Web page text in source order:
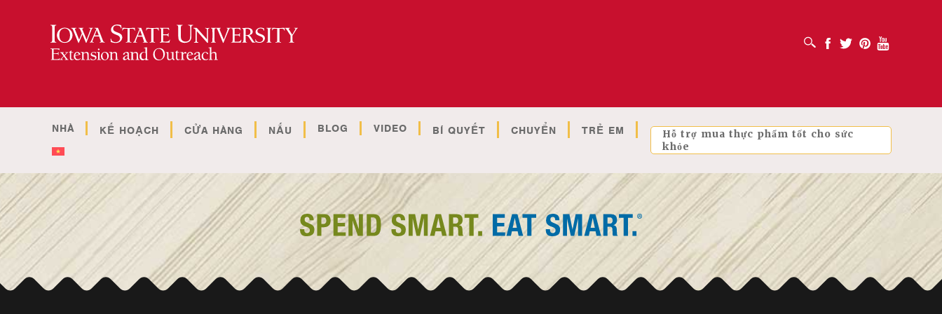
MỞ HỘP TÌM KIẾM Facebook
Twitter PinterestYoutube
NHÀ KẾ HOẠCH CỬA HÀNG NẤU BLOG VIDEO BÍ QUYẾT CHUYỂN TRẺ EM
Hỗ trợ mua thực phẩm tốt cho sức
khỏe